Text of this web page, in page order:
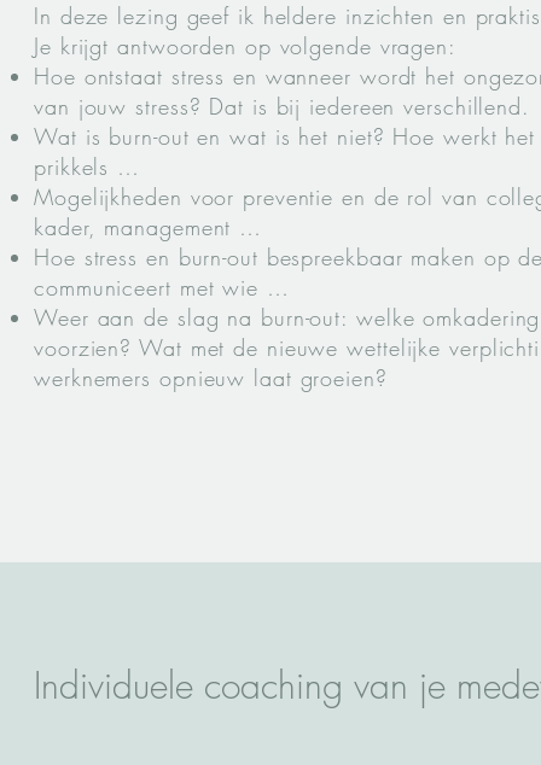
In deze lezing geef ik heldere inzichten en
Je krijgt antwoorden op volgende vragen:
Hoe ontstaat stress en wanneer wordt het
van jouw stress? Dat is bij iedereen verschillend.
Wat is burn-out en wat is het niet? Hoe werkt
prikkels …
Mogelijkheden voor preventie en de rol van
kader, management …
Hoe stress en burn-out bespreekbaar maken op
communiceert met wie …
Weer aan de slag na burn-out: welke
voorzien? Wat met de nieuwe wettelijke
werknemers opnieuw laat groeien?
Individuele coaching van je